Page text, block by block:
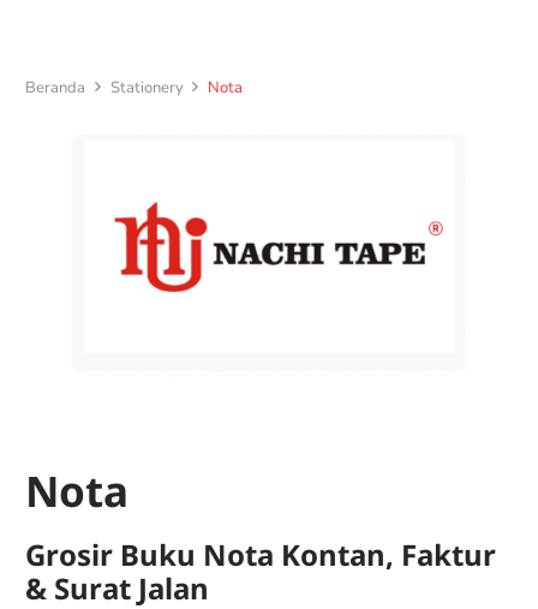
Beranda Stationery Nota
Nota
Grosir Buku Nota Kontan, Faktur
& Surat Jalan